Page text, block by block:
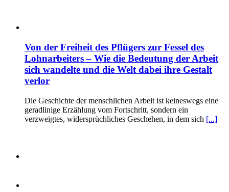
Von der Freiheit des Pflügers zur Fessel des
Lohnarbeiters – Wie die Bedeutung der Arbeit
sich wandelte und die Welt dabei ihre Gestalt
verlor
Die Geschichte der menschlichen Arbeit ist keineswegs eine
geradlinige Erzählung vom Fortschritt, sondern ein
verzweigtes, widersprüchliches Geschehen, in dem sich [...]